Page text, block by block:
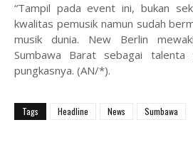
“Tampil pada event ini, bukan
kwalitas pemusik namun sudah
musik dunia. New Berlin
Sumbawa Barat sebagai talenta
pungkasnya. (AN/*).
Tags Headline News Sumbawa